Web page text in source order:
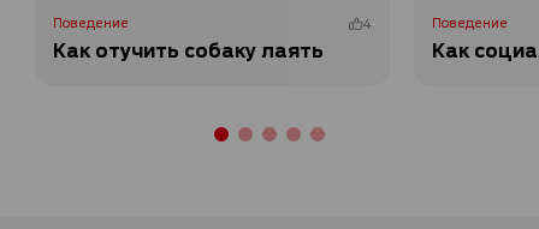
Поведение 4
Как отучить собаку лаять
Поведение
Как